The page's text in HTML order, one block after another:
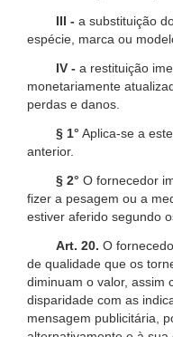
III - a substituição
espécie, marca ou
IV - a restituição
monetariamente
perdas e danos.
§ 1° Aplica-se a
anterior.
§ 2° O fornecedor
fizer a pesagem ou a
estiver aferido segundo
Art. 20. O
de qualidade que os
diminuam o valor, assim
disparidade com as
mensagem publicitária,